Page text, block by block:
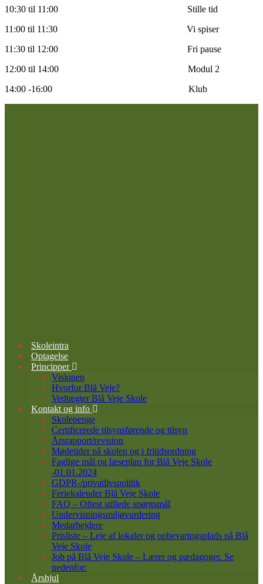
10:30 til 11:00 Stille tid
11:00 til 11:30 Vi spiser
11:30 til 12:00 Fri pause
12:00 til 14:00 Modul 2
14:00 -16:00 Klub
Skoleintra
Optagelse
Principper
Visionen
Hvorfor Blå Veje?
Vedtægter Blå Veje Skole
Kontakt og info
Skolepenge
Certificerede tilsynsførende og tilsyn
Årsrapport/revision
Mødetider på skolen og i fritidsordning
Faglige mål og læseplan for Blå Veje Skole
-01.01.2024
GDPR-/privatlivspolitik
Feriekalender Blå Veje Skole
FAQ – Oftest stillede spørgsmål
Undervisningsmiljøvurdering
Medarbejdere
Prisliste – Leje af lokaler og opbevaringsplads på Blå
Veje Skole
Job på Blå Veje Skole – Lærer og pædagoger. Se
nedenfor:
Årshjul